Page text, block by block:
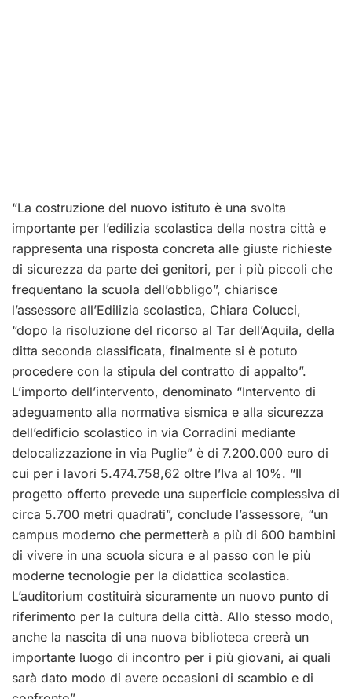
“La costruzione del nuovo istituto è una svolta
importante per l’edilizia scolastica della nostra città e
rappresenta una risposta concreta alle giuste richieste
di sicurezza da parte dei genitori, per i più piccoli che
frequentano la scuola dell’obbligo”, chiarisce
l’assessore all’Edilizia scolastica, Chiara Colucci,
“dopo la risoluzione del ricorso al Tar dell’Aquila, della
ditta seconda classificata, finalmente si è potuto
procedere con la stipula del contratto di appalto”.
L’importo dell’intervento, denominato “Intervento di
adeguamento alla normativa sismica e alla sicurezza
dell’edificio scolastico in via Corradini mediante
delocalizzazione in via Puglie” è di 7.200.000 euro di
cui per i lavori 5.474.758,62 oltre l’Iva al 10%. “Il
progetto offerto prevede una superficie complessiva di
circa 5.700 metri quadrati”, conclude l’assessore, “un
campus moderno che permetterà a più di 600 bambini
di vivere in una scuola sicura e al passo con le più
moderne tecnologie per la didattica scolastica.
L’auditorium costituirà sicuramente un nuovo punto di
riferimento per la cultura della città. Allo stesso modo,
anche la nascita di una nuova biblioteca creerà un
importante luogo di incontro per i più giovani, ai quali
sarà dato modo di avere occasioni di scambio e di